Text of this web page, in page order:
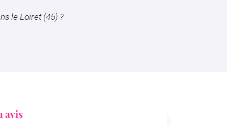
le Loiret (45) ?
avis